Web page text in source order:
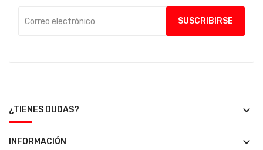
¿TIENES DUDAS? keyboard_arrow_down
INFORMACIÓN keyboard_arrow_down